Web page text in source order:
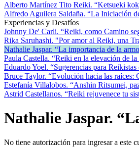
Alberto Martínez Tito Reiki. “Ketsueki
Alfredo Aguilera Saldaña. “La Iniciación
Experiencias y Desafíos
Johnny De' Carli. “Reiki, como Camino
Rika Saruhashi. "Por amor al Reiki, una
Nathalie Jaspar. “La importancia de la
Paula Castella. “Reiki en la elevación de
Eduardo Yoel. “Sugerencias para
Bruce Taylor. “Evolución hacia las
Estefanía Villalobos. “Anshin Ritsumei,
Astrid Castellanos. “Reiki rejuvenece tu
Nathalie Jaspar.
No tiene autorización para ingresar a este